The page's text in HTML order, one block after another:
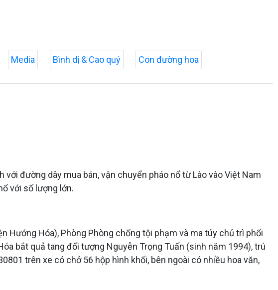
Media Bình dị & Cao quý Con đường hoa
đường dây mua bán, vận chuyển pháo nổ từ Lào vào Việt Nam
với số lượng lớn.
Hướng Hóa), Phòng Phòng chống tội phạm và ma túy chủ trì phối
bắt quả tang đối tượng Nguyễn Trọng Tuấn (sinh năm 1994), trú
trên xe có chở 56 hộp hình khối, bên ngoài có nhiều hoa văn,